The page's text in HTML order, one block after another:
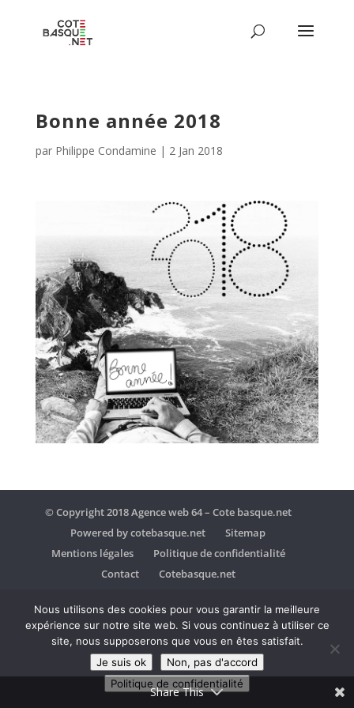
Bonne année 2018
par Philippe Condamine | 2 Jan 2018
© Copyright 2018 Agence web 64 – Cote basque.net
Powered by cotebasque.net
Sitemap
Mentions légales
Politique de confidentialité
Contact
Cotebasque.net
Share This
Nous utilisons des cookies pour vous garantir la meilleure
expérience sur notre site web. Si vous continuez à utiliser ce
site, nous supposerons que vous en êtes satisfait.
Je suis ok
Non, pas d'accord
Politique de confidentialité